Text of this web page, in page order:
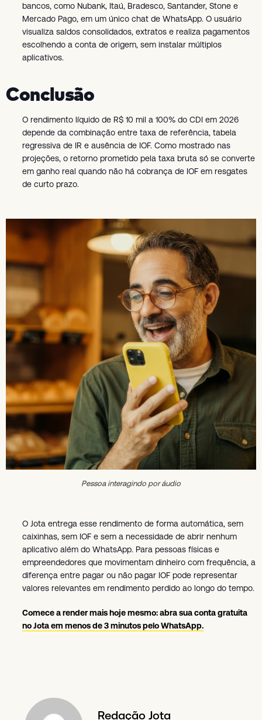
bancos, como Nubank, Itaú, Bradesco, Santander, Stone e
Mercado Pago, em um único chat de WhatsApp. O usuário
visualiza saldos consolidados, extratos e realiza pagamentos
escolhendo a conta de origem, sem instalar múltiplos
aplicativos.
Conclusão
O rendimento líquido de R$ 10 mil a 100% do CDI em 2026
depende da combinação entre taxa de referência, tabela
regressiva de IR e ausência de IOF. Como mostrado nas
projeções, o retorno prometido pela taxa bruta só se converte
em ganho real quando não há cobrança de IOF em resgates
de curto prazo.
Pessoa interagindo por áudio
O Jota entrega esse rendimento de forma automática, sem
caixinhas, sem IOF e sem a necessidade de abrir nenhum
aplicativo além do WhatsApp. Para pessoas físicas e
empreendedores que movimentam dinheiro com frequência, a
diferença entre pagar ou não pagar IOF pode representar
valores relevantes em rendimento perdido ao longo do tempo.
Comece a render mais hoje mesmo: abra sua conta gratuita
no Jota em menos de 3 minutos pelo WhatsApp.
Redação Jota